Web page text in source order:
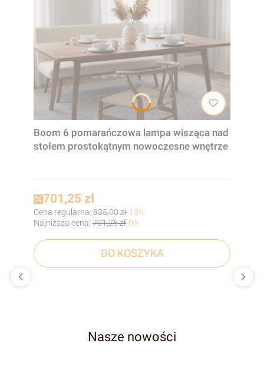
Boom 6 pomarańczowa lampa wisząca nad
stołem prostokątnym nowoczesne wnętrze
701,25 zł
Cena regularna: 825,00 zł-15%
Najniższa cena: 701,25 zł-0%
DO KOSZYKA
Nasze nowości